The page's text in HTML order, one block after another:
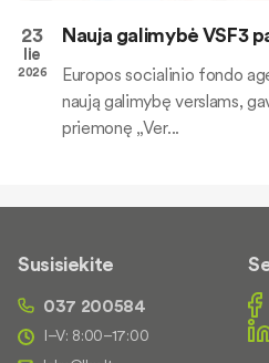
23
lie
2026
Nauja galimybė VSF3
Europos socialinio fondo
naują galimybę verslams,
priemonę „Ver...
Susisiekite
037 200584
I–V: 8:00–17:00